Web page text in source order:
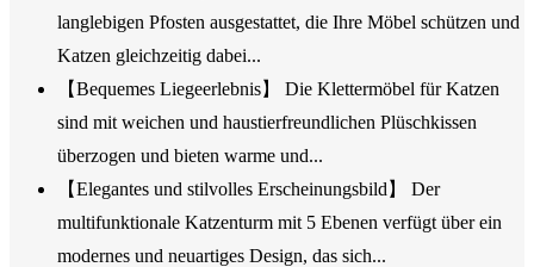
langlebigen Pfosten ausgestattet, die Ihre Möbel schützen und
Katzen gleichzeitig dabei...
【Bequemes Liegeerlebnis】 Die Klettermöbel für Katzen
sind mit weichen und haustierfreundlichen Plüschkissen
überzogen und bieten warme und...
【Elegantes und stilvolles Erscheinungsbild】 Der
multifunktionale Katzenturm mit 5 Ebenen verfügt über ein
modernes und neuartiges Design, das sich...